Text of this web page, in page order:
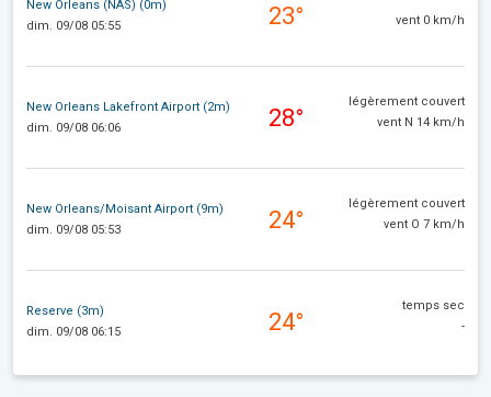
New Orleans (NAS) (0m)
dim. 09/08 05:55
23°
vent 0 km/h
New Orleans Lakefront Airport (2m)
dim. 09/08 06:06
28°
légèrement couvert
vent N 14 km/h
New Orleans/Moisant Airport (9m)
dim. 09/08 05:53
24°
légèrement couvert
vent O 7 km/h
Reserve (3m)
dim. 09/08 06:15
24°
temps sec
-